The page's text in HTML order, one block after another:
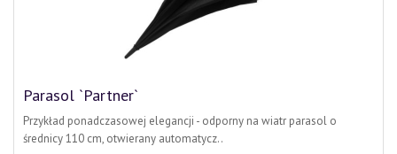
Parasol `Partner`
Przykład ponadczasowej elegancji - odporny na wiatr parasol o
średnicy 110 cm, otwierany automatycz..